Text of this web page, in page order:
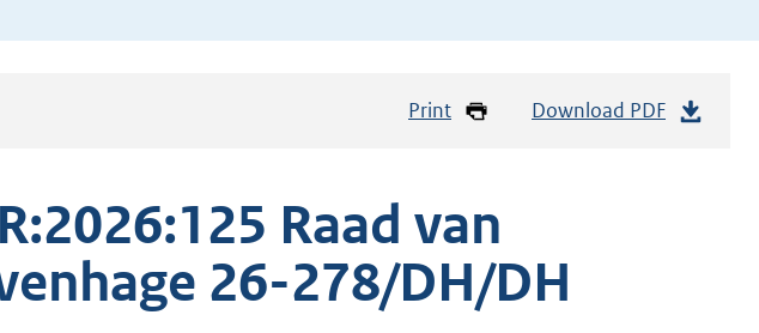
Print Download PDF
Raad van
26-278/DH/DH